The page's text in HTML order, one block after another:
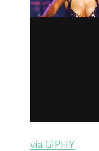
via GIPHY